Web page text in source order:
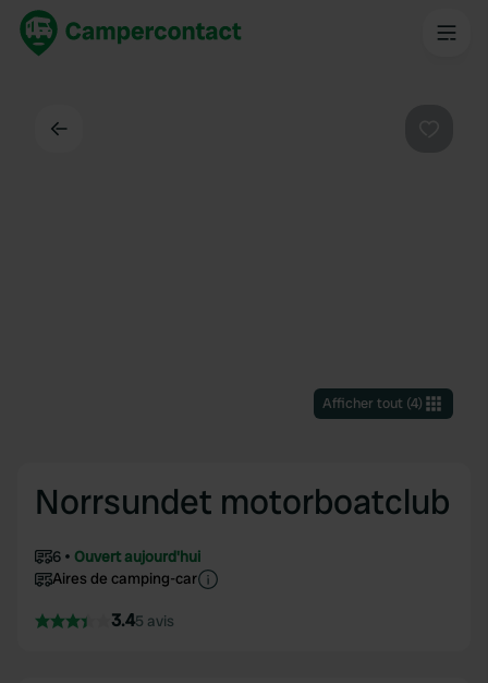
Afficher tout(4)
Norrsundet motorboatclub
6
Ouvert aujourd'hui
Aires de camping-car
3.45 avis